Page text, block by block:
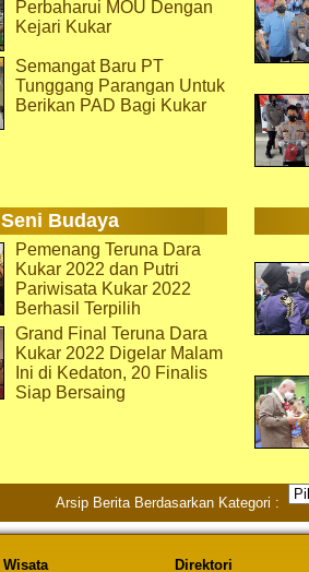
Perbaharui MOU Dengan
Kejari Kukar
Semangat Baru PT
Tunggang Parangan Untuk
Berikan PAD Bagi Kukar
Seni Budaya
Pemenang Teruna Dara
Kukar 2022 dan Putri
Pariwisata Kukar 2022
Berhasil Terpilih
Grand Final Teruna Dara
Kukar 2022 Digelar Malam
Ini di Kedaton, 20 Finalis
Siap Bersaing
Arsip Berita Berdasarkan Kategori :
Wisata Direktori